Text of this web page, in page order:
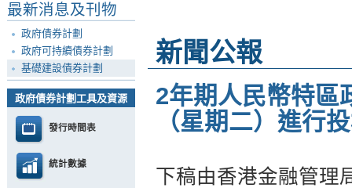
最新消息及刊物
政府債券計劃
政府可持續債券計劃
基礎建設債券計劃
政府債券計劃工具及資源
發行時間表
統計數據
新聞公報
2年期人民幣特區
（星期二）進行
下稿由香港金融管理